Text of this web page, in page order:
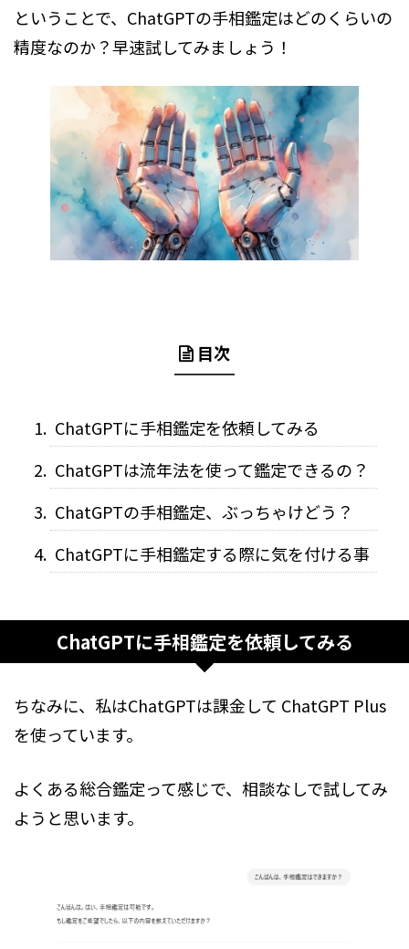
ということで、ChatGPTの手相鑑定はどのくらいの
精度なのか？早速試してみましょう！
目次
ChatGPTに手相鑑定を依頼してみる
ChatGPTは流年法を使って鑑定できるの？
ChatGPTの手相鑑定、ぶっちゃけどう？
ChatGPTに手相鑑定する際に気を付ける事
ChatGPTに手相鑑定を依頼してみる
ちなみに、私はChatGPTは課金して ChatGPT Plus
を使っています。
よくある総合鑑定って感じで、相談なしで試してみ
ようと思います。